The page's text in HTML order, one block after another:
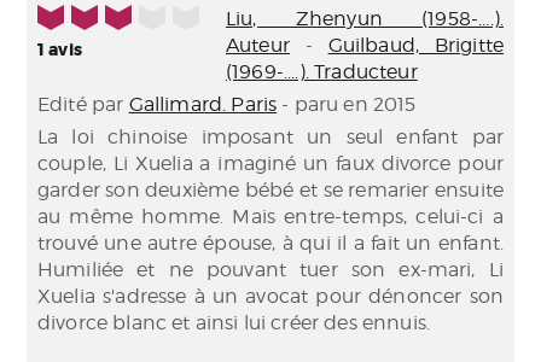
3/5
1avis
Liu, Zhenyun (1958-....).
Auteur- Guilbaud, Brigitte
(1969-....). Traducteur
Edité par Gallimard. Paris - paru en 2015
La loi chinoise imposant un seul enfant par
couple, Li Xuelia a imaginé un faux divorce pour
garder son deuxième bébé et se remarier ensuite
au même homme. Mais entre-temps, celui-ci a
trouvé une autre épouse, à qui il a fait un enfant.
Humiliée et ne pouvant tuer son ex-mari, Li
Xuelia s'adresse à un avocat pour dénoncer son
divorce blanc et ainsi lui créer des ennuis.